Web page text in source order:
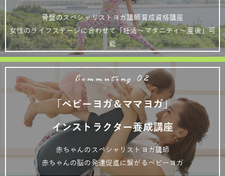
骨盤のスペシャリストヨガ講師育成資格講座
女性のライフステージに合わせて「妊活～マタニティ～産後」可
能
Commuting 02
「ベビーヨガ＆ママヨガ」
インストラクター養成講座
赤ちゃんのスペシャリストヨガ講師
赤ちゃんの脳の発達促進に繋がるベビーヨガ